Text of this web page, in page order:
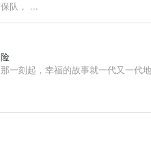
队， ...
一刻起，幸福的故事就一代又一